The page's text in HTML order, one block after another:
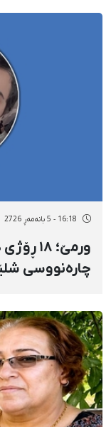
16:18 - 5 بانەمەڕ 2726
ورمێ؛
چارەنووسی